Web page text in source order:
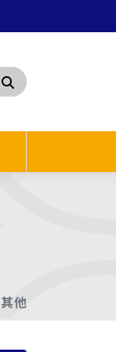
搜尋
其他